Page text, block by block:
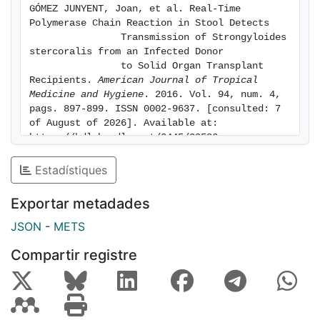
severe strongyloidiasis. Adherence to current
recommendations of
screening among donors and recipients from endemic
urgently needed.
GÓMEZ JUNYENT, Joan, et al. Real-Time
Polymerase Chain Reaction in Stool Detects
stercoralis from an Infected Donor
Recipients. American Journal of Tropical
Medicine and Hygiene . 2016. Vol. 94, num. 4,
pags. 897-899. ISSN 0002-9637. [consulted: 7
of August of 2026]. Available at:
https://hdl.handle.net/2445/99582
Estadístiques
Exportar metadades
JSON - METS
Compartir registre